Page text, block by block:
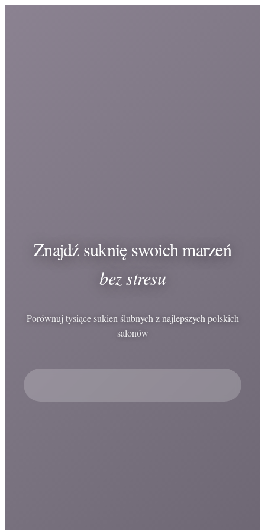
Znajdź suknię swoich marzeń
bez stresu
Porównuj tysiące sukien ślubnych z najlepszych polskich
salonów